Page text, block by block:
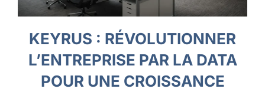
KEYRUS : RÉVOLUTIONNER
L’ENTREPRISE PAR LA DATA
POUR UNE CROISSANCE